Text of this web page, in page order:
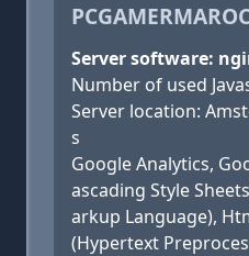
Server software:
Number of used
Server location:
s
Google Analytics,
ascading Style
arkup Language),
(Hypertext